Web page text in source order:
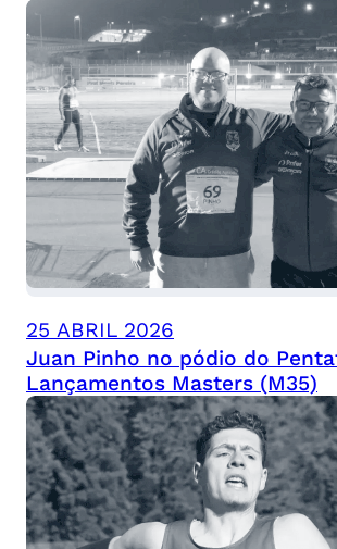
25 ABRIL 2026
Juan Pinho no pódio do
Lançamentos Masters (M35)